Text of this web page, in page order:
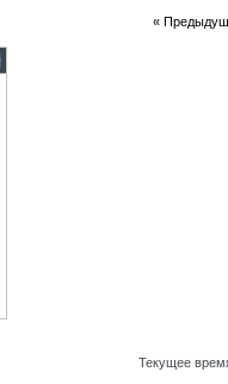
«
Текущее